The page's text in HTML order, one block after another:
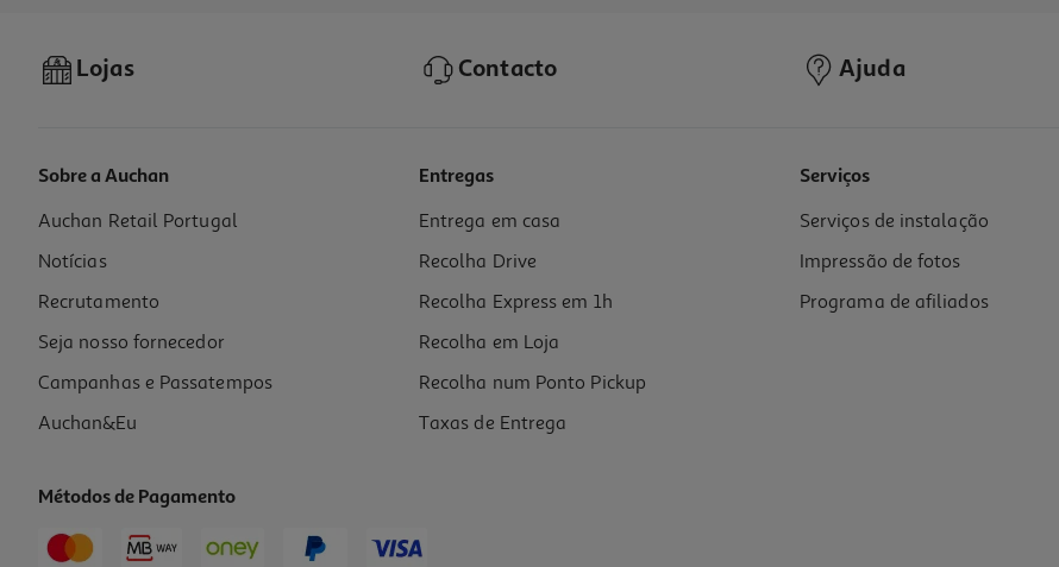
Lojas Contacto Ajuda
Sobre a Auchan
Auchan Retail Portugal
Notícias
Recrutamento
Seja nosso fornecedor
Campanhas e Passatempos
Auchan&Eu
Entregas
Entrega em casa
Recolha Drive
Recolha Express em 1h
Recolha em Loja
Recolha num Ponto Pickup
Taxas de Entrega
Serviços
Serviços de instalação
Impressão de fotos
Programa de afiliados
Métodos de Pagamento